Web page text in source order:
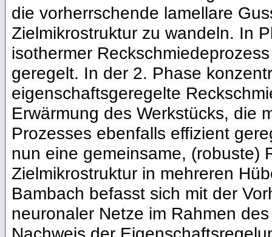
die vorherrschende lamellare
Zielmikrostruktur zu wandeln. In
isothermer
geregelt. In der 2. Phase
eigenschaftsgeregelte
Erwärmung des Werkstücks, die
Prozesses ebenfalls effizient
nun eine gemeinsame, (robuste)
Zielmikrostruktur in mehreren
Bambach befasst sich mit der
neuronaler Netze im Rahmen